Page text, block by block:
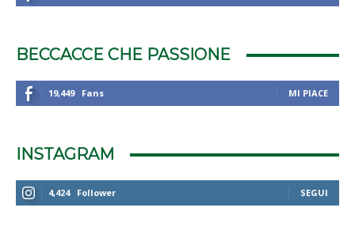
BECCACCE CHE PASSIONE
19,449 Fans MI PIACE
INSTAGRAM
4,424 Follower SEGUI